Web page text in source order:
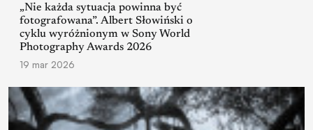
„Nie każda sytuacja powinna być
fotografowana”. Albert Słowiński o
cyklu wyróżnionym w Sony World
Photography Awards 2026
19 mar 2026